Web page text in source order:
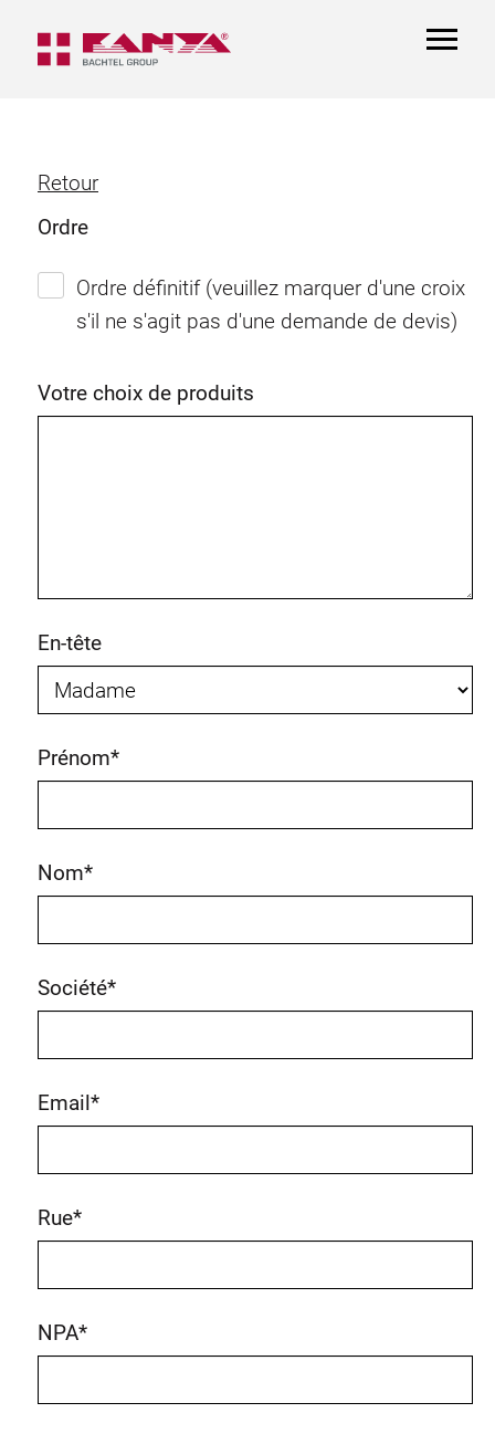
Retour
Ordre
Ordre définitif (veuillez marquer d'une croix
s'il ne s'agit pas d'une demande de devis)
Votre choix de produits
En-tête
Prénom*
Nom*
Société*
Email*
Rue*
NPA*